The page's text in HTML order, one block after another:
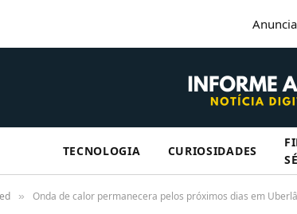
TECNOLOGIA CURIOSIDADES
» Onda de calor permanecera pelos próximos dias em